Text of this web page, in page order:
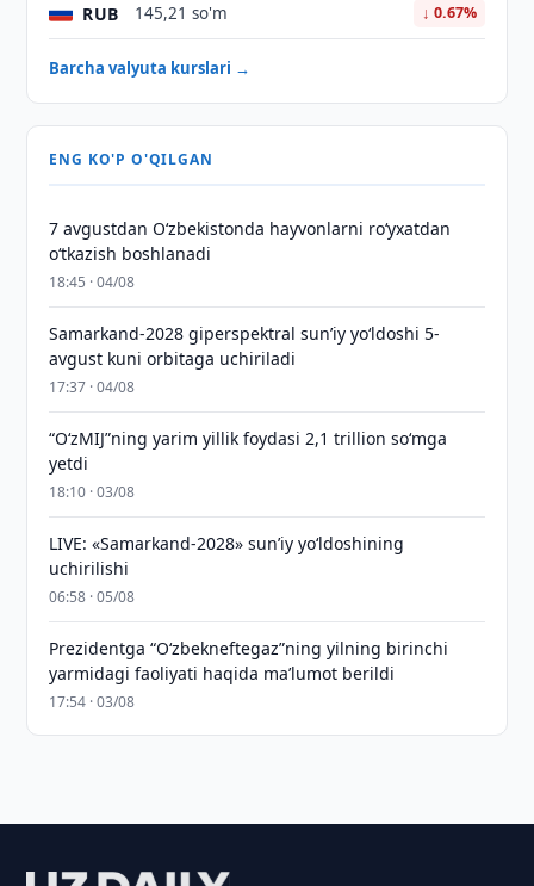
RUB 145,21 so'm ↓ 0.67%
Barcha valyuta kurslari →
ENG KO'P O'QILGAN
7 avgustdan O‘zbekistonda hayvonlarni ro‘yxatdan
o‘tkazish boshlanadi
18:45 · 04/08
Samarkand-2028 giperspektral sun’iy yo‘ldoshi 5-
avgust kuni orbitaga uchiriladi
17:37 · 04/08
“O‘zMIJ”ning yarim yillik foydasi 2,1 trillion so‘mga
yetdi
18:10 · 03/08
LIVE: «Samarkand-2028» sun’iy yo‘ldoshining
uchirilishi
06:58 · 05/08
Prezidentga “Oʻzbekneftegaz”ning yilning birinchi
yarmidagi faoliyati haqida maʼlumot berildi
17:54 · 03/08